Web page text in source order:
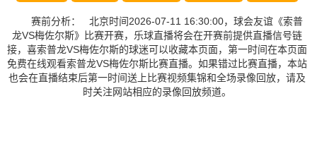
赛前分析： 北京时间2026-07-11 16:30:00，球会友谊《索普
龙VS梅佐尔斯》比赛开赛，乐球直播将会在开赛前提供直播信号链
接，喜索普龙VS梅佐尔斯的球迷可以收藏本页面，第一时间在本页面
免费在线观看索普龙VS梅佐尔斯比赛直播。如果错过比赛直播，本站
也会在直播结束后第一时间送上比赛视频集锦和全场录像回放，请及
时关注网站相应的录像回放频道。